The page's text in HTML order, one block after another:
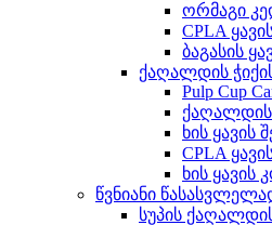
ორმაგი
CPLA
ბაგასის
ქაღალდის
Pulp Cup
ქაღალდის
ხის ყავის
CPLA
ხის ყავის
წვნიანი
სუპის